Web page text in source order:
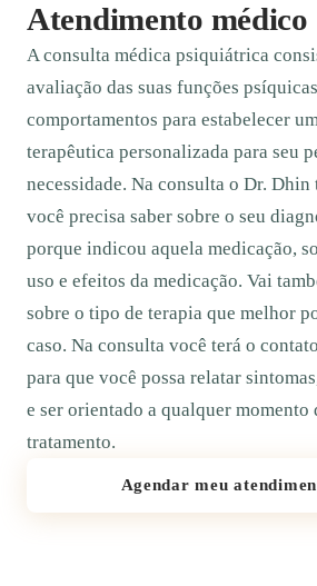
Atendimento médico
A consulta médica psiquiátrica
avaliação das suas funções
comportamentos para estabelecer
terapêutica personalizada para seu
necessidade. Na consulta o Dr.
você precisa saber sobre o seu
porque indicou aquela medicação,
uso e efeitos da medicação. Vai
sobre o tipo de terapia que melhor
caso. Na consulta você terá o
para que você possa relatar
e ser orientado a qualquer momento
tratamento.
Agendar meu